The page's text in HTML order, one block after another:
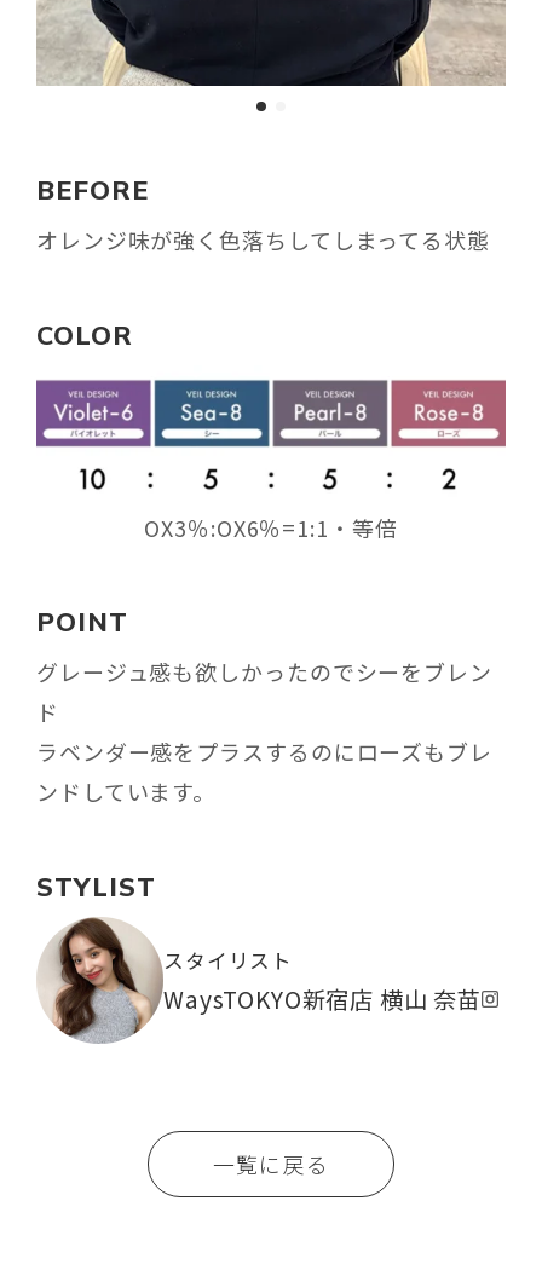
BEFORE
オレンジ味が強く色落ちしてしまってる状態
COLOR
OX3％:OX6％=1:1・等倍
POINT
グレージュ感も欲しかったのでシーをブレン
ド
ラベンダー感をプラスするのにローズもブレ
ンドしています。
STYLIST
スタイリスト
WaysTOKYO新宿店 横山 奈苗
一覧に戻る